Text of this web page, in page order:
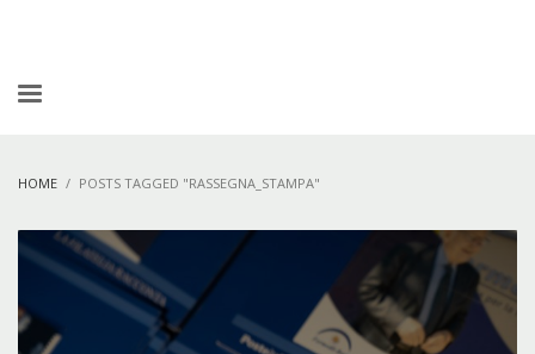
HOME POSTS TAGGED "RASSEGNA_STAMPA"